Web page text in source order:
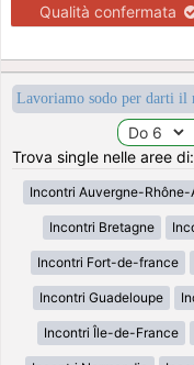
Qualità confermata
Lavoriamo sodo per darti
Trova single nelle aree
Incontri Auvergne-Rhône-
Incontri Bretagne
Incontri Fort-de-france
Incontri Guadeloupe
Incontri Île-de-France